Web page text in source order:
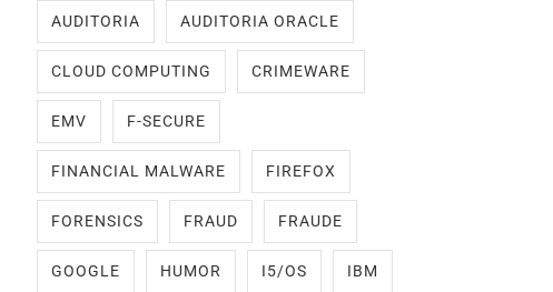
AUDITORIA AUDITORIA ORACLE
CLOUD COMPUTING CRIMEWARE
EMV F-SECURE
FINANCIAL MALWARE FIREFOX
FORENSICS FRAUD FRAUDE
GOOGLE HUMOR I5/OS IBM